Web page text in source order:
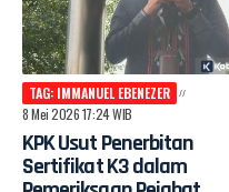
TAG: IMMANUEL EBENEZER
8 Mei 2026 17:24 WIB
KPK Usut Penerbitan
Sertifikat K3 dalam